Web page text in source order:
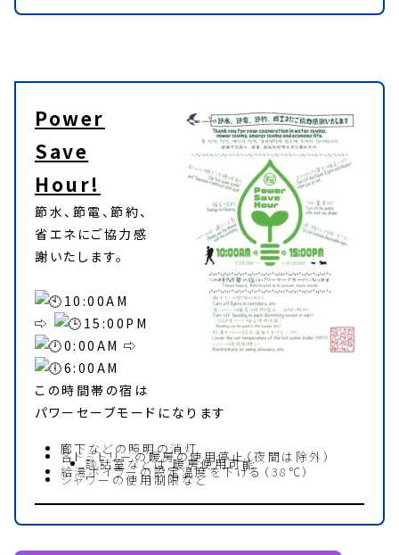
Power
Save
Hour!
節水、節電、節約、
省エネにご協力感
謝いたします。
10:00AM
⇨
15:00PM
0:00AM ⇨
6:00AM
この時間帯の宿は
パワーセーブモードになります
廊下などの照明の消灯
各ドミトリーの暖房の使用停止（夜間は除外）
談話室などは 暖房使用可能
給湯ボイラーの設定温度を下げる（38℃）
シャワーの使用制限など